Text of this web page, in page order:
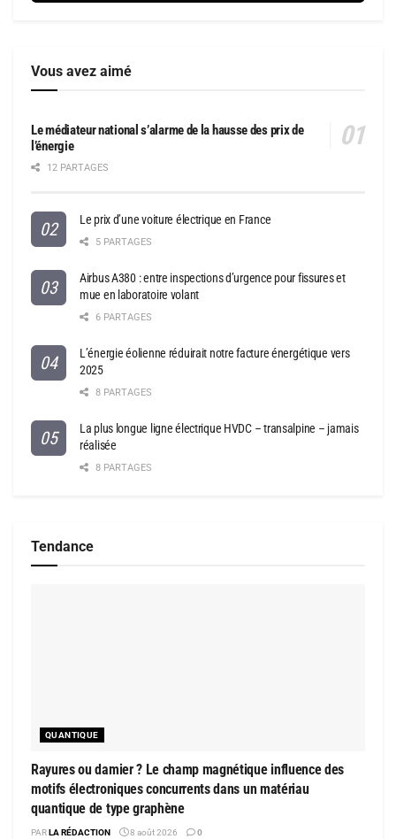
Vous avez aimé
Le médiateur national s’alarme de la hausse des prix de
l’énergie
12 PARTAGES
Le prix d’une voiture électrique en France
5 PARTAGES
Airbus A380 : entre inspections d’urgence pour fissures et
mue en laboratoire volant
6 PARTAGES
L’énergie éolienne réduirait notre facture énergétique vers
2025
8 PARTAGES
La plus longue ligne électrique HVDC – transalpine – jamais
réalisée
8 PARTAGES
Tendance
QUANTIQUE
Rayures ou damier ? Le champ magnétique influence des
motifs électroniques concurrents dans un matériau
quantique de type graphène
PARLA RÉDACTION 8 août 2026 0